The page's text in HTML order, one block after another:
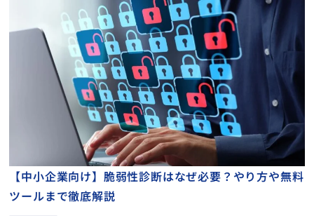
【中小企業向け】脆弱性診断はなぜ必要？やり方や無料
ツールまで徹底解説